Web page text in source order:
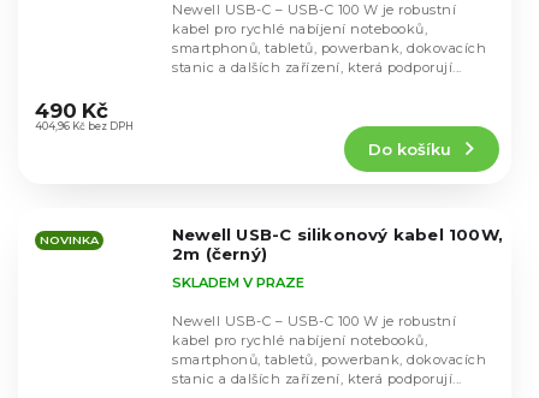
hodnocení
produktu
hvězdiček.
404,96 Kč bez DPH
490 Kč
Do košíku
Newell USB-C – USB-C 100 W je robustní
kabel pro rychlé nabíjení notebooků,
smartphonů, tabletů, powerbank, dokovacích
stanic a dalších zařízení, která podporují...
NOVINKA
Newell USB-C silikonový kabel 100W,
2m (černý)
SKLADEM V PRAZE
Newell USB-C – USB-C 100 W je robustní
kabel pro rychlé nabíjení notebooků,
smartphonů, tabletů, powerbank, dokovacích
stanic a dalších zařízení, která podporují...